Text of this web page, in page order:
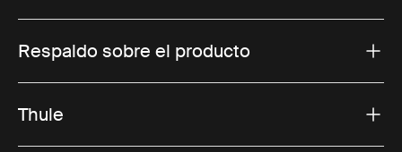
Respaldo sobre el producto
Thule